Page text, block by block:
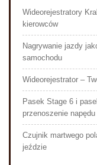
Wideorejestratory
kierowców
Nagrywanie jazdy
samochodu
Wideorejestrator –
Pasek Stage 6 i
przenoszenie
Czujnik martwego
jeździe